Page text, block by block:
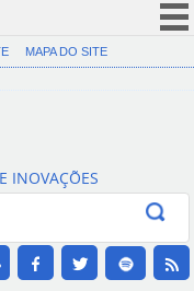
(COVID-19)
Canais
MAPA DO SITE
INOVAÇÕES